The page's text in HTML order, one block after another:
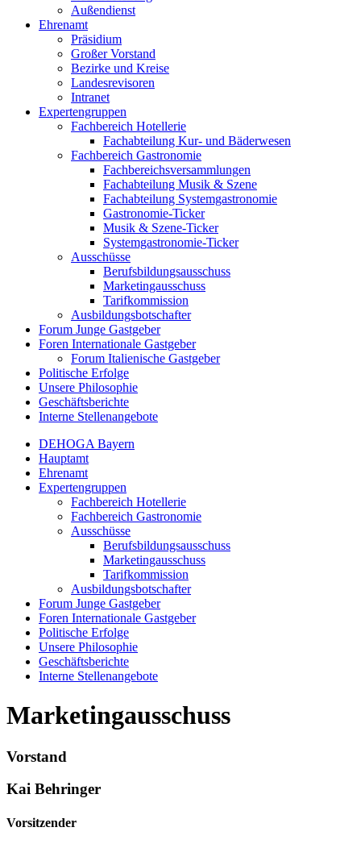
Außendienst
Ehrenamt
Präsidium
Großer Vorstand
Bezirke und Kreise
Landesrevisoren
Intranet
Expertengruppen
Fachbereich Hotellerie
Fachabteilung Kur- und Bäderwesen
Fachbereich Gastronomie
Fachbereichsversammlungen
Fachabteilung Musik & Szene
Fachabteilung Systemgastronomie
Gastronomie-Ticker
Musik & Szene-Ticker
Systemgastronomie-Ticker
Ausschüsse
Berufsbildungsausschuss
Marketingausschuss
Tarifkommission
Ausbildungsbotschafter
Forum Junge Gastgeber
Foren Internationale Gastgeber
Forum Italienische Gastgeber
Politische Erfolge
Unsere Philosophie
Geschäftsberichte
Interne Stellenangebote
DEHOGA Bayern
Hauptamt
Ehrenamt
Expertengruppen
Fachbereich Hotellerie
Fachbereich Gastronomie
Ausschüsse
Berufsbildungsausschuss
Marketingausschuss
Tarifkommission
Ausbildungsbotschafter
Forum Junge Gastgeber
Foren Internationale Gastgeber
Politische Erfolge
Unsere Philosophie
Geschäftsberichte
Interne Stellenangebote
Marketingausschuss
Vorstand
Kai Behringer
Vorsitzender